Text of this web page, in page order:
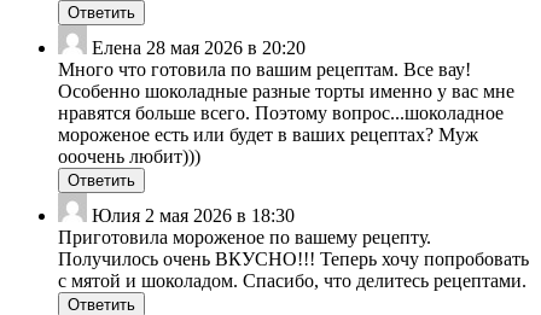
Ответить
Елена 28 мая 2026 в 20:20
Много что готовила по вашим рецептам. Все вау!
Особенно шоколадные разные торты именно у вас мне
нравятся больше всего. Поэтому вопрос...шоколадное
мороженое есть или будет в ваших рецептах? Муж
ооочень любит)))
Ответить
Юлия 2 мая 2026 в 18:30
Приготовила мороженое по вашему рецепту.
Получилось очень ВКУСНО!!! Теперь хочу попробовать
с мятой и шоколадом. Спасибо, что делитесь рецептами.
Ответить